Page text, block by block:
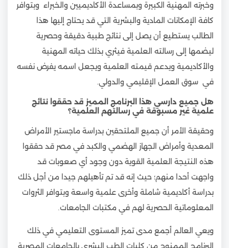
وخبرته المهنية الكبيرة وبمساعدة الأكاديميين والخبراء وبتوافر
كافة الإمكانات المادية والبشرية التي قد يحتاج إليها هذا
الطالب يستطيع أن يصل إلى نتائج طبية دقيقة وحصرية
ليضمها إلى رسالته العلمية فيثري بذلك حياته المهنية
والأكاديمية ويدعم قيمته العلمية ويجعل اسمه يفرض نفسه
في سوق العمل الإقليمي والدولي.
هل جميع دارسي هذا البرنامج المميز قد حققوا نتائج
علمية غير مسبوقة في رسالتهم العلمية؟
وحقيقة الأمر أن جميع الملتحقين بدراسة ماجستير الأمراض
المعدية وأمراض الجهاز الهضمي والكبد في مصر قد حققوا
هذه النتيجة العلمية القوية دون وجود أي صعوبات قد
واجهت أحدا منهم؛ حيث إنه قد تم تأهيلهم جيدا من أجل ذلك
بدراسة أكاديمية شاملة وأخرى علمية واسعة وبتوافر الثروات
المعلوماتية الحصرية لهم في مكتبات الجامعات.
ويعي العالم أجمع مدى تميز المستوى التعليمي في ذلك
البرنامج الممنوح من كليات الطب البشري بالجامعات المصرية